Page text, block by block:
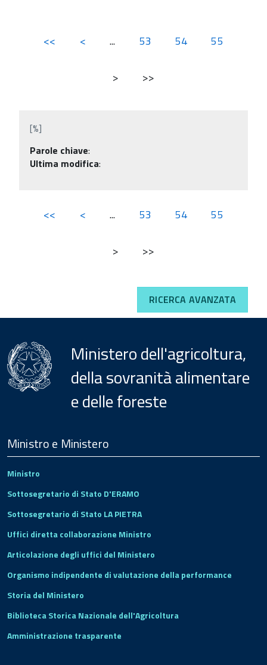
<< < ... 53 54 55
> >>
[%]
Parole chiave:
Ultima modifica:
<< < ... 53 54 55
> >>
RICERCA AVANZATA
Ministero dell'agricoltura,
della sovranità alimentare
e delle foreste
Footer
Ministro e Ministero
Ministro
Sottosegretario di Stato D'ERAMO
Sottosegretario di Stato LA PIETRA
Uffici diretta collaborazione Ministro
Articolazione degli uffici del Ministero
Organismo indipendente di valutazione della performance
Storia del Ministero
Biblioteca Storica Nazionale dell'Agricoltura
Amministrazione trasparente